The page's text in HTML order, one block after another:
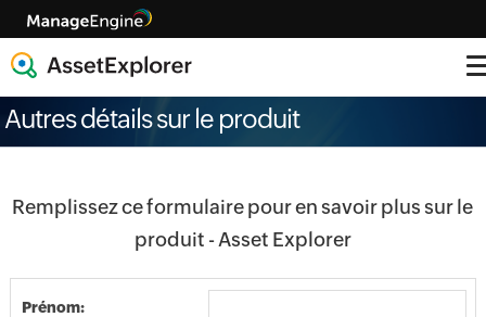
Autres détails sur le produit
Remplissez ce formulaire pour en savoir plus sur le
produit - Asset Explorer
Prénom: